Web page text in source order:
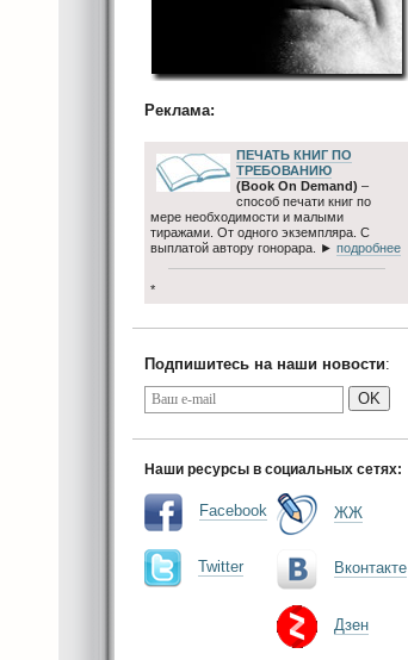
Реклама:
ПЕЧАТЬ КНИГ ПО
ТРЕБОВАНИЮ
(Book On Demand) –
способ печати книг по
мере необходимости и малыми
тиражами. От одного экземпляра. С
выплатой автору гонорара. ► подробнее
*
Подпишитесь на наши новости:
OK
Наши ресурсы в социальных сетях:
Facebook
Twitter
ЖЖ
Вконтакте
Дзен